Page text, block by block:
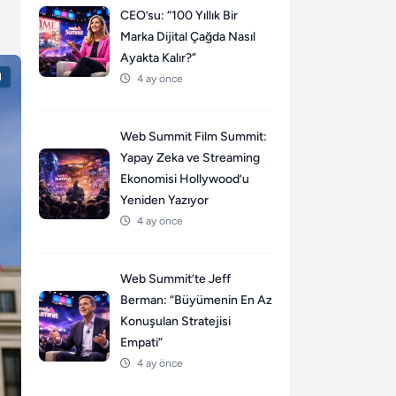
CEO’su: “100 Yıllık Bir
Marka Dijital Çağda Nasıl
Ayakta Kalır?”
4 ay önce
Web Summit Film Summit:
Yapay Zeka ve Streaming
Ekonomisi Hollywood’u
Yeniden Yazıyor
4 ay önce
Web Summit’te Jeff
Berman: “Büyümenin En Az
Konuşulan Stratejisi
Empati”
4 ay önce